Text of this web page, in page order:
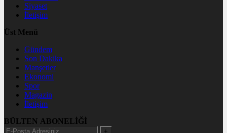
Siyaset
İletişim
Üst Menü
Gündem
Son Dakika
Manşetler
Ekonomi
Spor
Magazin
İletişim
BÜLTEN ABONELİĞİ
+